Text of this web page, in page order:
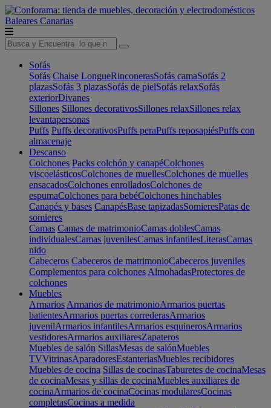
Baleares Canarias
Sofás
Sofás Chaise LongueRinconerasSofás camaSofás 2
plazasSofás 3 plazasSofás de pielSofás relaxSofás
exteriorDivanes
Sillones Sillones decorativosSillones relaxSillones relax
levantapersonas
Puffs Puffs decorativosPuffs peraPuffs reposapiésPuffs con
almacenaje
Descanso
Colchones Packs colchón y canapéColchones
viscoelásticosColchones de muellesColchones de muelles
ensacadosColchones enrolladosColchones de
espumaColchones para bebéColchones hinchables
Canapés y bases CanapésBase tapizadasSomieresPatas de
somieres
Camas Camas de matrimonioCamas doblesCamas
individualesCamas juvenilesCamas infantilesLiterasCamas
nido
Cabeceros Cabeceros de matrimonioCabeceros juveniles
Complementos para colchones AlmohadasProtectores de
colchones
Muebles
Armarios Armarios de matrimonioArmarios puertas
batientesArmarios puertas correderasArmarios
juvenilArmarios infantilesArmarios esquinerosArmarios
vestidoresArmarios auxiliaresZapateros
Muebles de salón SillasMesas de salónMuebles
TVVitrinasAparadoresEstanteriasMuebles recibidores
Muebles de cocina Sillas de cocinasTaburetes de cocinaMesas
de cocinaMesas y sillas de cocinaMuebles auxiliares de
cocinaArmarios de cocinaCocinas modularesCocinas
completasCocinas a medida